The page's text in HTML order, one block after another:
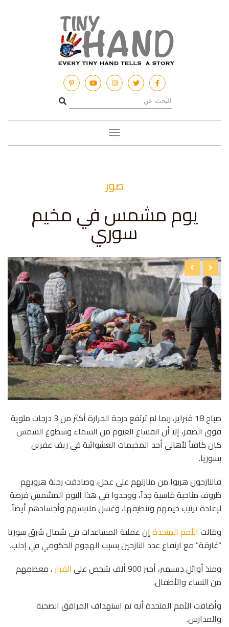
Toggle
navigation
صور
يوم مشمس في مخيم
سوري
صباح 18 فبراير، ربما لم ترتفع درجة الحرارة أكثر من 3 درجات مئوية
فوق الصفر، إلا أن انقشاع الغيوم من السماء وسطوع الشمس
كان كافياً لأهالي أحد المخيمات العشوائية في ريف عفرين
بسوريا.
فالنازحون هربوا من منازلهم على عجل، وصادفت رحلة هروبهم
ظروف مناخية قاسية جداً، ووجدوا في هذا اليوم المشمس فرصة
لإعادة ترتيب خيمهم وتنظيفها، وغسل ملابسهم وأجسادهم أيضاً.
وقالت الأمم المتحدةإن عملية المساعدات في شمال شرق سوريا
“غارقة” مع ارتفاع عدد النازحين بسبب الهجوم الحكومي في إدلب.
ومنذ أوائل ديسمبر، أجبر 900 ألف شخص على
الفرار ، معظمهم
من النساء والأطفال.
وأضافت الأمم المتحدة أنه تم استهداف المرافق الصحية
والمدارس.